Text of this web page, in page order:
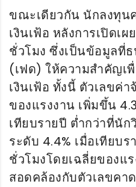
ขณะเดียวกัน นักลงทุน
เงินเฟ้อ หลังการเปิดเ
ชั่วโมง ซึ่งเป็นข้อมูลที่
(เฟด) ให้ความสำคัญ
เงินเฟ้อ ทั้งนี้ ตัวเลขค่
ของแรงงาน เพิ่มขึ้น
เทียบรายปี ต่ำกว่าที่นั
ระดับ 4.4% เมื่อเทียบร
ชั่วโมงโดยเฉลี่ยของแ
สอดคล้องกับตัวเลขคา